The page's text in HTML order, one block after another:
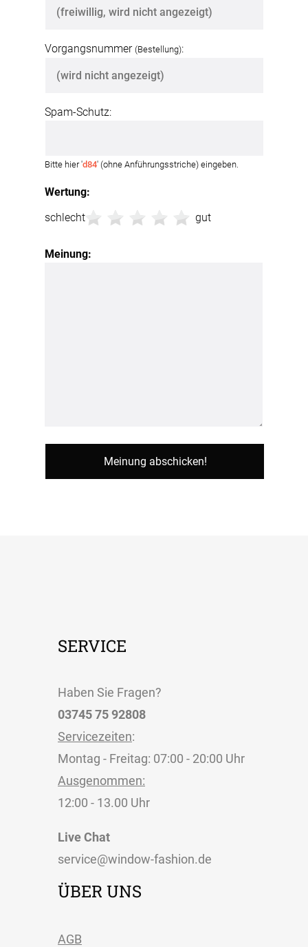
Wertung:
schlecht
gut
Meinung:
Vorgangsnummer (Bestellung):
Spam-Schutz:
Bitte hier 'd84' (ohne Anführungsstriche) eingeben.
SERVICE
Haben Sie Fragen?
03745 75 92808
Servicezeiten:
Montag - Freitag: 07:00 - 20:00 Uhr
Ausgenommen:
12:00 - 13.00 Uhr
Live Chat
service@window-fashion.de
ÜBER UNS
AGB